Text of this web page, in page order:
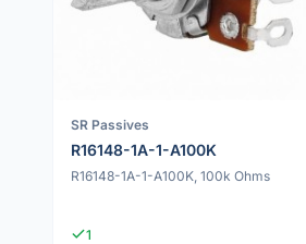
SR Passives
R16148-1A-1-A100K
R16148-1A-1-A100K, 100k Ohms
1